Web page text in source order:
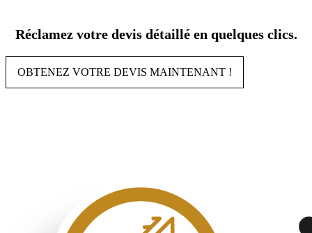
contenu
Réclamez votre devis détaillé en quelques clics.
OBTENEZ VOTRE DEVIS MAINTENANT !